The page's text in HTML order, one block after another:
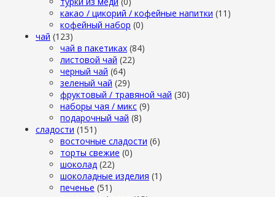
какао / цикорий / кофейные напитки (11)
кофейный набор (0)
чай (123)
чай в пакетиках (84)
листовой чай (22)
черный чай (64)
зеленый чай (29)
фруктовый / травяной чай (30)
наборы чая / микс (9)
подарочный чай (8)
сладости (151)
восточные сладости (6)
торты свежие (0)
шоколад (22)
шоколадные изделия (1)
печенье (51)